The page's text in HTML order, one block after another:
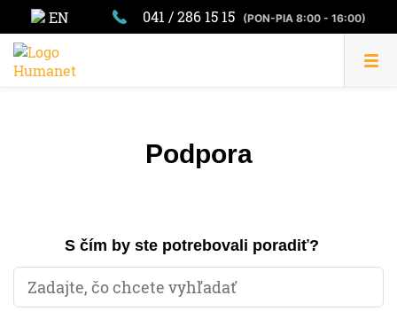
EN 041 / 286 15 15 (PON-PIA 8:00 - 16:00)
Podpora
S čím by ste potrebovali poradiť?